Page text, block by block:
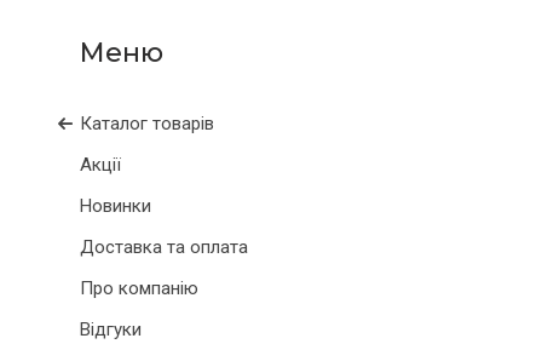
Каталог товарів
Акції
Новинки
Доставка та оплата
Про компанію
Відгуки